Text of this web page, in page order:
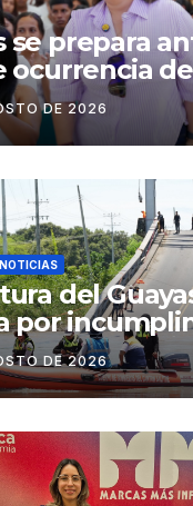
se prepara
ocurrencia
de El Niño:
Nacional
DE 2026
NOTICIAS
del
por
a la
en
del
Icaza
DE 2026